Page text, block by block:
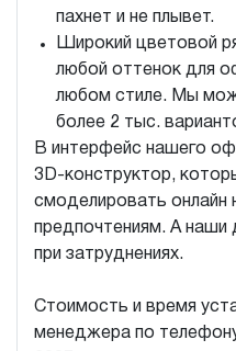
пахнет и не плывет.
Широкий цветовой
любой оттенок для
любом стиле. Мы
более 2 тыс.
В интерфейс нашего
3D-конструктор,
смоделировать онлайн
предпочтениям. А наши
при затруднениях.
Стоимость и время
менеджера по